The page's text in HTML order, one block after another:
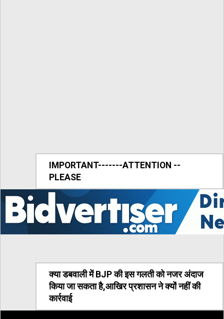
IMPORTANT-------ATTENTION --
PLEASE
क्या डबवाली में BJP की इस गलती को नजर अंदाज
किया जा सकता है,आखिर प्रशासन ने क्यों नहीं की
कार्रवाई